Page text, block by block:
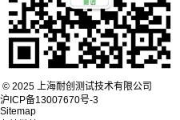
© 2025 上海耐创测试技术有限公司
沪ICP备13007670号-3
Sitemap